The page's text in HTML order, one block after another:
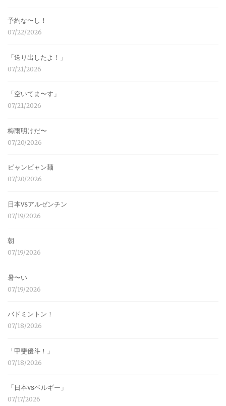
予約な〜し！
07/22/2026
「送り出したよ！」
07/21/2026
「空いてま〜す」
07/21/2026
梅雨明けだ〜
07/20/2026
ビャンビャン麺
07/20/2026
日本vsアルゼンチン
07/19/2026
朝
07/19/2026
暑〜い
07/19/2026
バドミントン！
07/18/2026
「甲斐優斗！」
07/18/2026
「日本vsベルギー」
07/17/2026